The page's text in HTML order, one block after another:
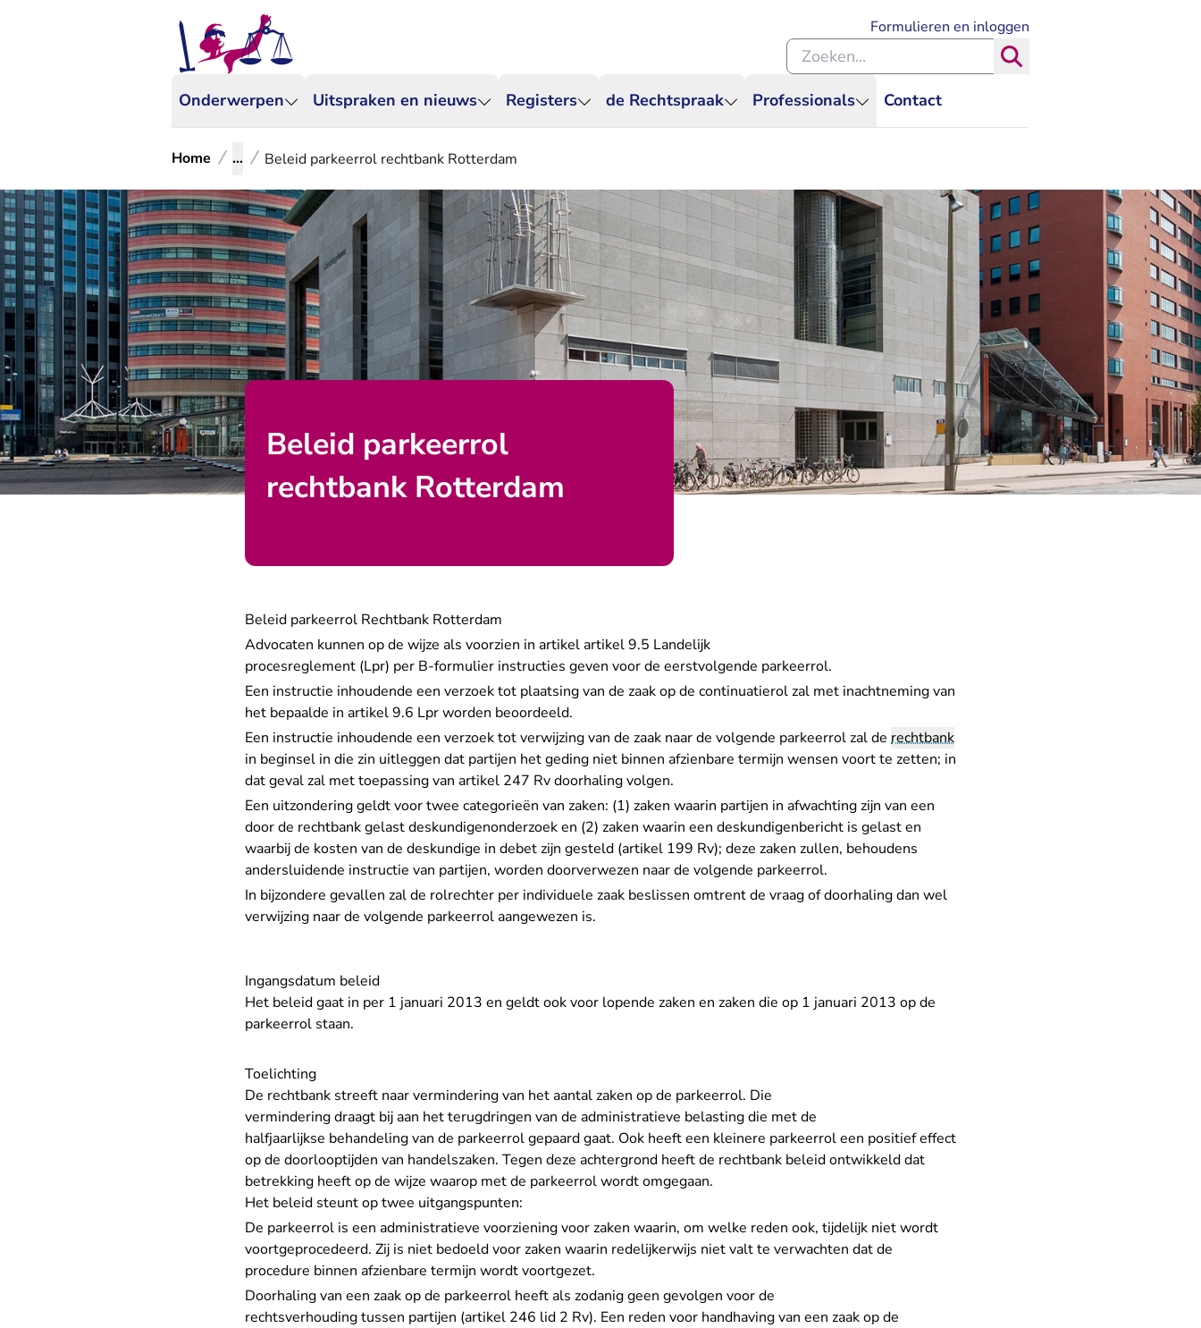
Onderwerpen Uitspraken en nieuws Registers de Rechtspraak Professionals Contact
Formulieren en inloggen
Zoeken binnen de Rechtspraak
Home ... Beleid parkeerrol rechtbank Rotterdam
Beleid parkeerrol
rechtbank Rotterdam
Beleid parkeerrol Rechtbank Rotterdam
Advocaten kunnen op de wijze als voorzien in artikel artikel 9.5 Landelijk
procesreglement (Lpr) per B-formulier instructies geven voor de eerstvolgende parkeerrol.
Een instructie inhoudende een verzoek tot plaatsing van de zaak op de continuatierol zal met inachtneming van
het bepaalde in artikel 9.6 Lpr worden beoordeeld.
Een instructie inhoudende een verzoek tot verwijzing van de zaak naar de volgende parkeerrol zal de rechtbank
in beginsel in die zin uitleggen dat partijen het geding niet binnen afzienbare termijn wensen voort te zetten; in
dat geval zal met toepassing van artikel 247 Rv doorhaling volgen.
Een uitzondering geldt voor twee categorieën van zaken: (1) zaken waarin partijen in afwachting zijn van een
door de rechtbank gelast deskundigenonderzoek en (2) zaken waarin een deskundigenbericht is gelast en
waarbij de kosten van de deskundige in debet zijn gesteld (artikel 199 Rv); deze zaken zullen, behoudens
andersluidende instructie van partijen, worden doorverwezen naar de volgende parkeerrol.
In bijzondere gevallen zal de rolrechter per individuele zaak beslissen omtrent de vraag of doorhaling dan wel
verwijzing naar de volgende parkeerrol aangewezen is.
Ingangsdatum beleid
Het beleid gaat in per 1 januari 2013 en geldt ook voor lopende zaken en zaken die op 1 januari 2013 op de
parkeerrol staan.
Toelichting
De rechtbank streeft naar vermindering van het aantal zaken op de parkeerrol. Die
vermindering draagt bij aan het terugdringen van de administratieve belasting die met de
halfjaarlijkse behandeling van de parkeerrol gepaard gaat. Ook heeft een kleinere parkeerrol een positief effect
op de doorlooptijden van handelszaken. Tegen deze achtergrond heeft de rechtbank beleid ontwikkeld dat
betrekking heeft op de wijze waarop met de parkeerrol wordt omgegaan.
Het beleid steunt op twee uitgangspunten:
De parkeerrol is een administratieve voorziening voor zaken waarin, om welke reden ook, tijdelijk niet wordt
voortgeprocedeerd. Zij is niet bedoeld voor zaken waarin redelijkerwijs niet valt te verwachten dat de
procedure binnen afzienbare termijn wordt voortgezet.
Doorhaling van een zaak op de parkeerrol heeft als zodanig geen gevolgen voor de
rechtsverhouding tussen partijen (artikel 246 lid 2 Rv). Een reden voor handhaving van een zaak op de